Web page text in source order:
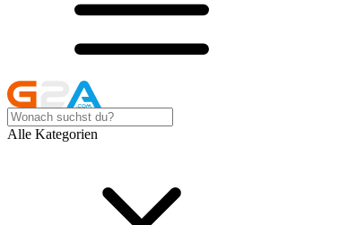
Alle Kategorien